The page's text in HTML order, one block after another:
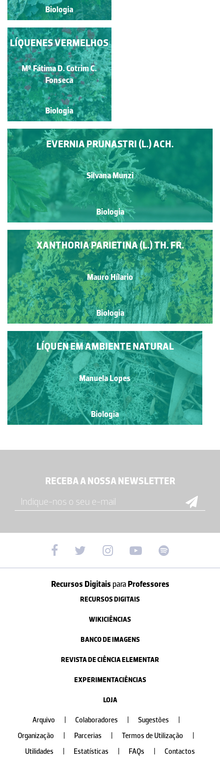
Biologia
Biologia
APOTÉCIO
LECANORINO DE UM
LÍQUEN
Silvana Munzi
Biologia
EVERNIA PRUNASTRI (L.) ACH.
Silvana Munzi
Biologia
XANTHORIA PARIETINA (L.) TH. FR.
Mauro Hílario
Biologia
LÍQUEN EM AMBIENTE NATURAL
Manuela Lopes
Biologia
LÍQUENES VERMELHOS
Mº Fátima D. Cotrim C.
Fonseca
Biologia
RECEBA A NOSSA NEWSLETTER
Recursos Digitais paraProfessores
RECURSOS DIGITAIS
WIKICIÊNCIAS
BANCO DE IMAGENS
REVISTA DE CIÊNCIA ELEMENTAR
EXPERIMENTACIÊNCIAS
LOJA
Arquivo Colaboradores Sugestões
Organização
Parcerias Termos de Utilização
Utilidades
Estatísticas FAQs Contactos